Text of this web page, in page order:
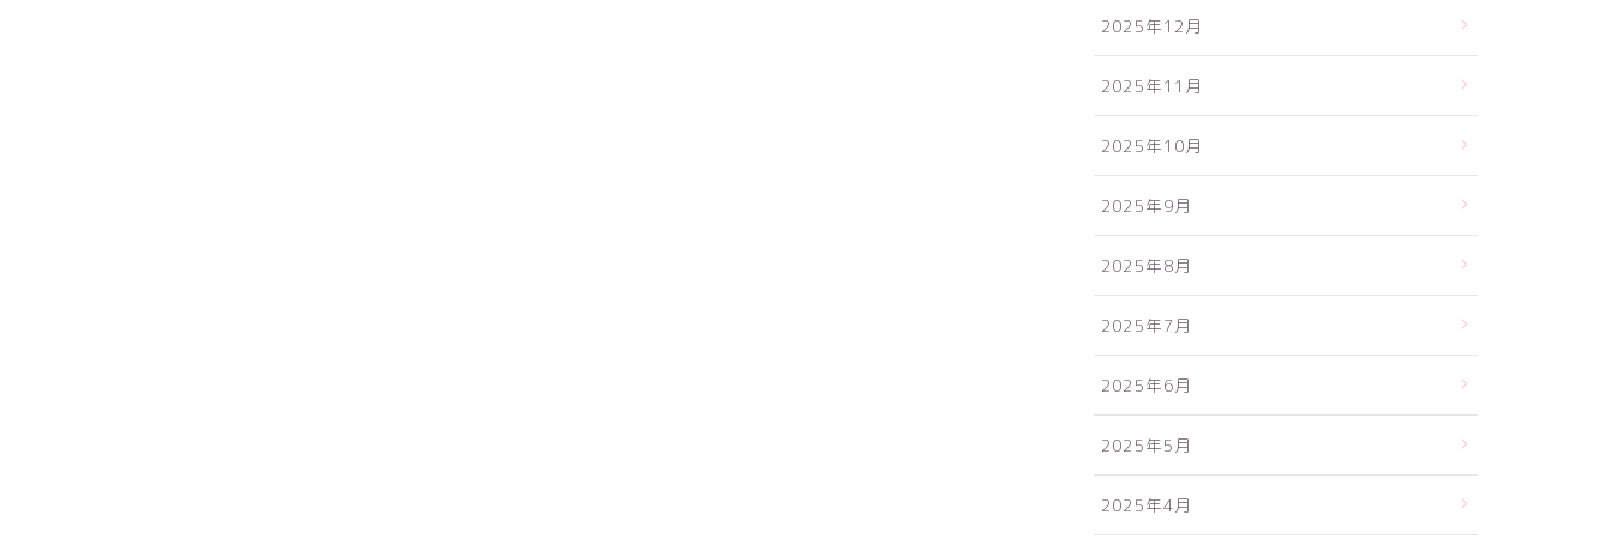
2025年12月
2025年11月
2025年10月
2025年9月
2025年8月
2025年7月
2025年6月
2025年5月
2025年4月